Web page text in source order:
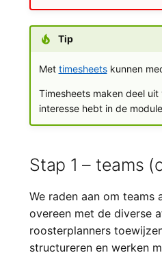
Tip
Met timesheetskunnen
Timesheets maken deel
interesse hebt in de
Stap 1 – teams
We raden aan om teams
overeen met de diverse
roosterplanners
structureren en werken